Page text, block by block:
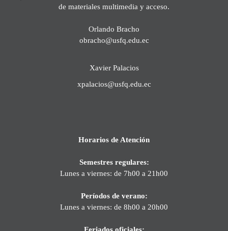
de materiales multimedia y acceso.
Orlando Bracho
obracho@usfq.edu.ec
Xavier Palacios
xpalacios@usfq.edu.ec
Horarios de Atención
Semestres regulares:
Lunes a viernes: de 7h00 a 21h00
Períodos de verano:
Lunes a viernes: de 8h00 a 20h00
Feriados oficiales: